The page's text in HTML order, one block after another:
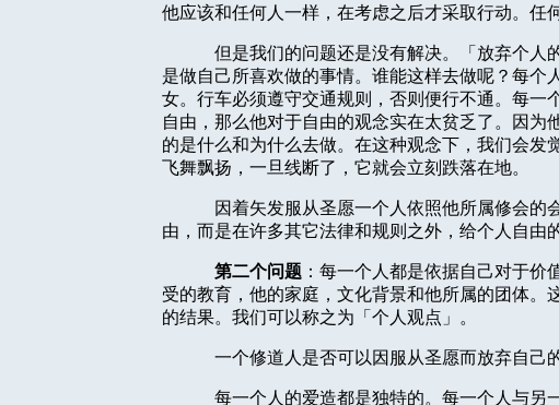
他应该和任何人一样，在考虑之后才采取行动。任
但是我们的问题还是没有解决。「放弃个人
是做自己所喜欢做的事情。谁能这样去做呢？每
女。行车必须遵守交通规则，否则便行不通。每一
自由，那么他对于自由的观念实在太贫乏了。因
的是什么和为什么去做。在这种观念下，我们会
飞舞飘扬，一旦线断了，它就会立刻跌落在地。
因着矢发服从圣愿一个人依照他所属修会的
由，而是在许多其它法律和规则之外，给个人自由
第二个问题 ：每一个人都是依据自己对于
受的教育，他的家庭，文化背景和他所属的团体
的结果。我们可以称之为「个人观点」。
一个修道人是否可以因服从圣愿而放弃自己
每一个人的爱造都是独特的。每一个人与另